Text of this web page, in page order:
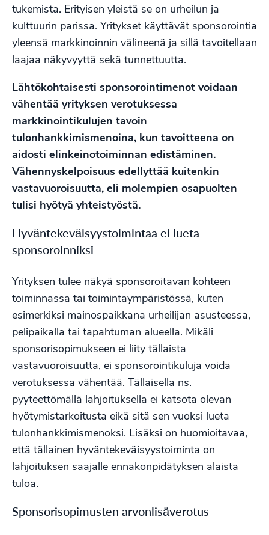
tukemista. Erityisen yleistä se on urheilun ja
kulttuurin parissa. Yritykset käyttävät sponsorointia
yleensä markkinoinnin välineenä ja sillä tavoitellaan
laajaa näkyvyyttä sekä tunnettuutta.
Lähtökohtaisesti sponsorointimenot voidaan
vähentää yrityksen verotuksessa
markkinointikulujen tavoin
tulonhankkimismenoina, kun tavoitteena on
aidosti elinkeinotoiminnan edistäminen.
Vähennyskelpoisuus edellyttää kuitenkin
vastavuoroisuutta, eli molempien osapuolten
tulisi hyötyä yhteistyöstä.
Hyväntekeväisyystoimintaa ei lueta
sponsoroinniksi
Yrityksen tulee näkyä sponsoroitavan kohteen
toiminnassa tai toimintaympäristössä, kuten
esimerkiksi mainospaikkana urheilijan asusteessa,
pelipaikalla tai tapahtuman alueella. Mikäli
sponsorisopimukseen ei liity tällaista
vastavuoroisuutta, ei sponsorointikuluja voida
verotuksessa vähentää. Tällaisella ns.
pyyteettömällä lahjoituksella ei katsota olevan
hyötymistarkoitusta eikä sitä sen vuoksi lueta
tulonhankkimismenoksi. Lisäksi on huomioitavaa,
että tällainen hyväntekeväisyystoiminta on
lahjoituksen saajalle ennakonpidätyksen alaista
tuloa.
Sponsorisopimusten arvonlisäverotus